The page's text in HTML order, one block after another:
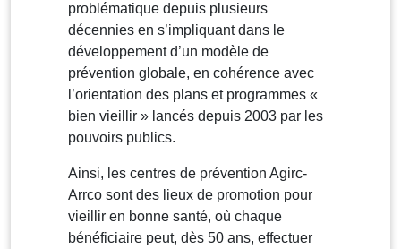
problématique depuis plusieurs
décennies en s’impliquant dans le
développement d’un modèle de
prévention globale, en cohérence avec
l’orientation des plans et programmes «
bien vieillir » lancés depuis 2003 par les
pouvoirs publics.
Ainsi, les centres de prévention Agirc-
Arrco sont des lieux de promotion pour
vieillir en bonne santé, où chaque
bénéficiaire peut, dès 50 ans, effectuer